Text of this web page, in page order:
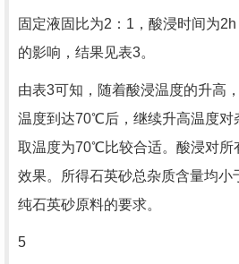
固定液固比为2：1，酸浸时间为
的影响，结果见表3。
由表3可知，随着酸浸温度的升高
温度到达70℃后，继续升高温度对
取温度为70℃比较合适。酸浸对所
效果。所得石英砂总杂质含量均小
纯石英砂原料的要求。
5